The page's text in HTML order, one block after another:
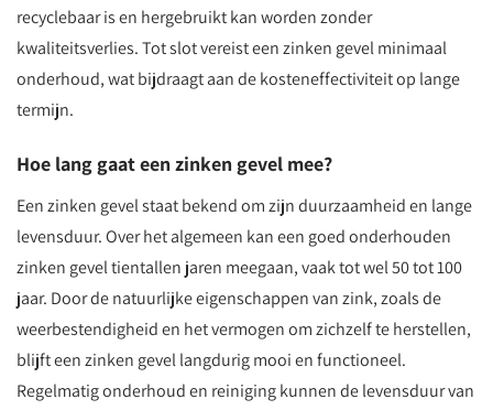
recyclebaar is en hergebruikt kan worden zonder
kwaliteitsverlies. Tot slot vereist een zinken gevel minimaal
onderhoud, wat bijdraagt aan de kosteneffectiviteit op lange
termijn.
Hoe lang gaat een zinken gevel mee?
Een zinken gevel staat bekend om zijn duurzaamheid en lange
levensduur. Over het algemeen kan een goed onderhouden
zinken gevel tientallen jaren meegaan, vaak tot wel 50 tot 100
jaar. Door de natuurlijke eigenschappen van zink, zoals de
weerbestendigheid en het vermogen om zichzelf te herstellen,
blijft een zinken gevel langdurig mooi en functioneel.
Regelmatig onderhoud en reiniging kunnen de levensduur van